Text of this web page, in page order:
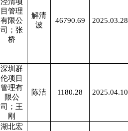
目管理
有限公
司；张
桥
解清
波
46790.69 2025.03.28
深圳群
伦项目
管理有
限公
司；王
刚
陈洁 1180.28 2025.04.10
湖北宏